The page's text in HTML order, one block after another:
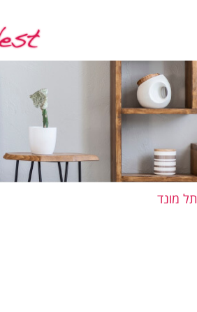
תל מונד